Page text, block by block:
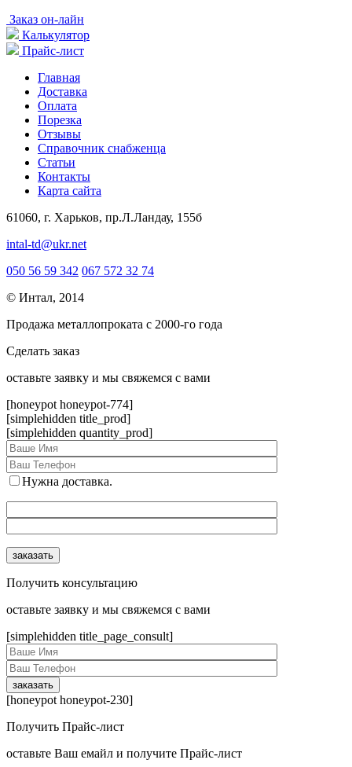
Заказ он-лайн
Калькулятор
Прайс-лист
Главная
Доставка
Оплата
Порезка
Отзывы
Справочник снабженца
Статьи
Контакты
Карта сайта
61060, г. Харьков, пр.Л.Ландау, 155б
intal-td@ukr.net
050 56 59 342 067 572 32 74
© Интал, 2014
Продажа металлопроката с 2000-го года
Сделать заказ
оcтавьте заявку и мы свяжемся с вами
[honeypot honeypot-774]
[simplehidden title_prod]
[simplehidden quantity_prod]
Нужна доставка.
Получить консультацию
оcтавьте заявку и мы свяжемся с вами
[simplehidden title_page_consult]
[honeypot honeypot-230]
Получить Прайс-лист
оcтавьте Ваш емайл и получите Прайс-лист